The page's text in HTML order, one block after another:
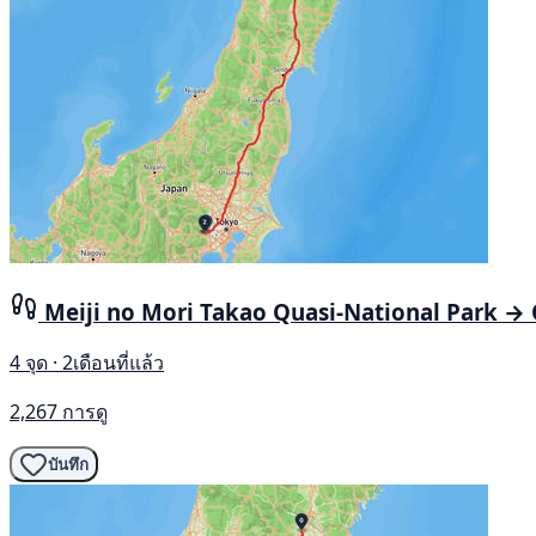
Meiji no Mori Takao Quasi-National Park →
4 จุด · 2เดือนที่แล้ว
2,267 การดู
บันทึก